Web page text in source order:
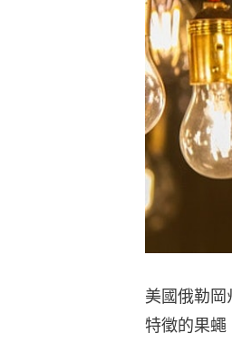
美國俄勒
特徵的果蠅